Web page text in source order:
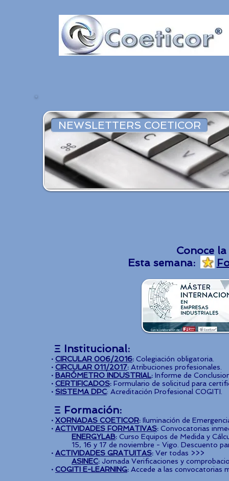
NEWSLETTERS COETICOR
Conoce
Esta semana:
Ξ Institucional:
· CIRCULAR 006/2016: Colegiación obligatoria.
· CIRCULAR 011/2017: Atribuciones profesionales.
· BARÓMETRO INDUSTRIAL: Informe de
· CERTIFICADOS: Formulario de solicitud para
· SISTEMA DPC: Acreditación Profesional COGITI.
Ξ Formación:
· XORNADAS COETICOR: Iluminación de
· ACTIVIDADES FORMATIVAS: Convocatorias
ENERGYLAB: Curso Equipos de Medida y
15, 16 y 17 de noviembre - Vigo. Descuento
· ACTIVIDADES GRATUITAS: Ver todas >>>
ASINEC: Jornada Verificaciones y
· COGITI E-LEARNING: Accede a las convocatorias